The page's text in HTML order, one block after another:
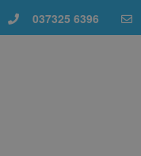
037325 6396